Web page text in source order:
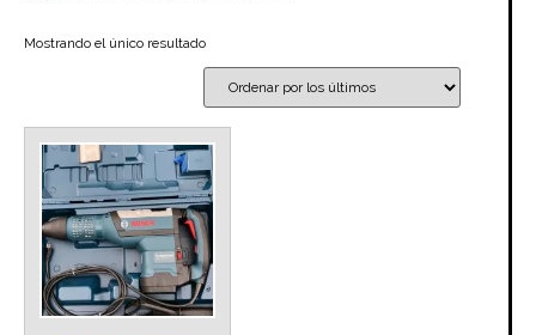
Mostrando el único resultado